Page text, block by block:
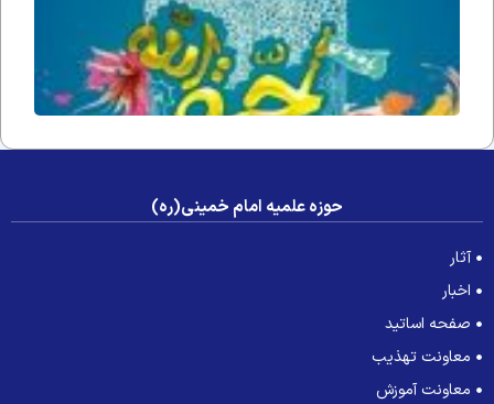
حوزه علمیه امام خمینی(ره)
آثار
اخبار
صفحه اساتید
معاونت تهذیب
معاونت آموزش